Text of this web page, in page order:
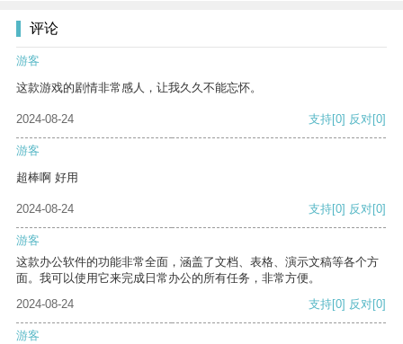
评论
游客
这款游戏的剧情非常感人，让我久久不能忘怀。
2024-08-24 支持[0] 反对[0]
游客
超棒啊 好用
2024-08-24 支持[0] 反对[0]
游客
这款办公软件的功能非常全面，涵盖了文档、表格、演示文稿等各个方
面。我可以使用它来完成日常办公的所有任务，非常方便。
2024-08-24
支持[0] 反对[0]
游客